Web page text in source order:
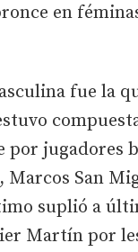
en
fue la
por jugadores
Marcos San
suplió a
Martín por